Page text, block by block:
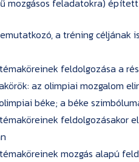
mozgásos feladatokra)
a tréning céljának
feldolgozása a
az olimpiai mozgalom
béke; a béke
témaköreinek
mozgás alapú